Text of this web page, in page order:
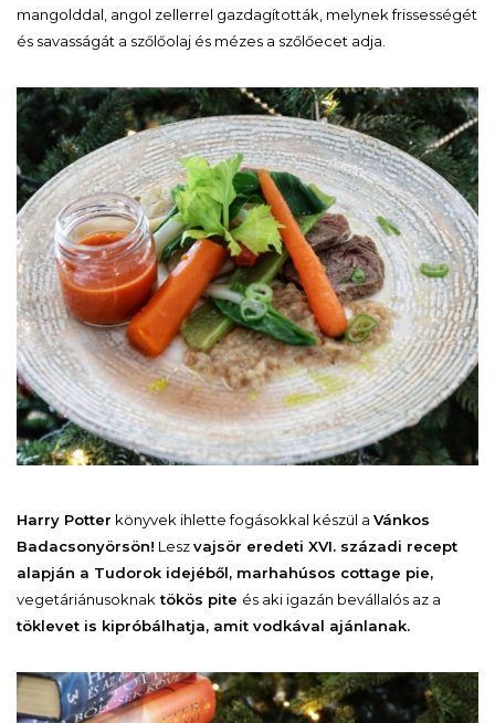
mangolddal, angol zellerrel gazdagították, melynek frissességét
és savasságát a szőlőolaj és mézes a szőlőecet adja.
Harry Potter könyvek ihlette fogásokkal készül a Vánkos
Badacsonyörsön! Leszvajsör eredeti XVI. századi recept
alapján a Tudorok idejéből, marhahúsos cottage pie,
vegetáriánusoknak tökös pite és aki igazán bevállalós az a
töklevet is kipróbálhatja, amit vodkával ajánlanak.